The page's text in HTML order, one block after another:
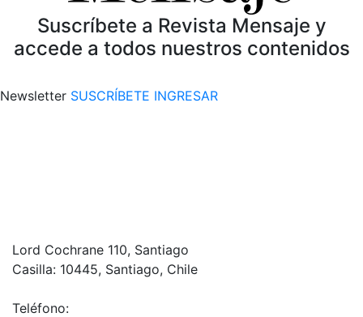
Suscríbete a Revista Mensaje y
accede a todos nuestros contenidos
Newsletter SUSCRÍBETE INGRESAR
Lord Cochrane 110, Santiago
Casilla: 10445, Santiago, Chile
Teléfono: